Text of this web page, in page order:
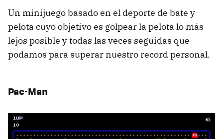
Un minijuego basado en el deporte de bate y
pelota cuyo objetivo es golpear la pelota lo más
lejos posible y todas las veces seguidas que
podamos para superar nuestro record personal.
Pac-Man